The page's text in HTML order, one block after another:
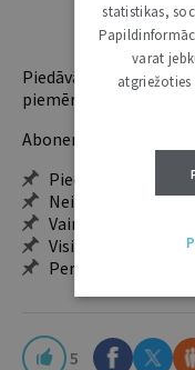
Piedāvājam trīs
piemērotākais ir
Abonentu ieguvumi:
Pieeja jaunākajam
Neierobežota
Vairāk nekā 18 000
Visi tematiskie
Personalizētās
5
statistikas,
varat
atgriežoties